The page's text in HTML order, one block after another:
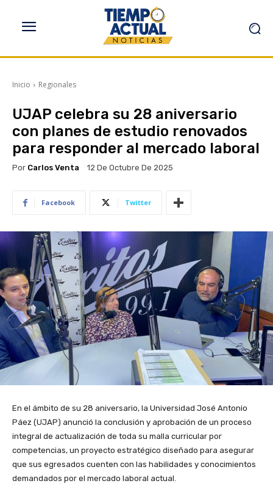
Inicio Regionales
UJAP celebra su 28 aniversario
con planes de estudio renovados
para responder al mercado laboral
Por Carlos Venta 12 De Octubre De 2025
Facebook Twitter
En el ámbito de su 28 aniversario, la Universidad José Antonio
Páez (UJAP) anunció la conclusión y aprobación de un proceso
integral de actualización de toda su malla curricular por
competencias, un proyecto estratégico diseñado para asegurar
que sus egresados cuenten con las habilidades y conocimientos
demandados por el mercado laboral actual.